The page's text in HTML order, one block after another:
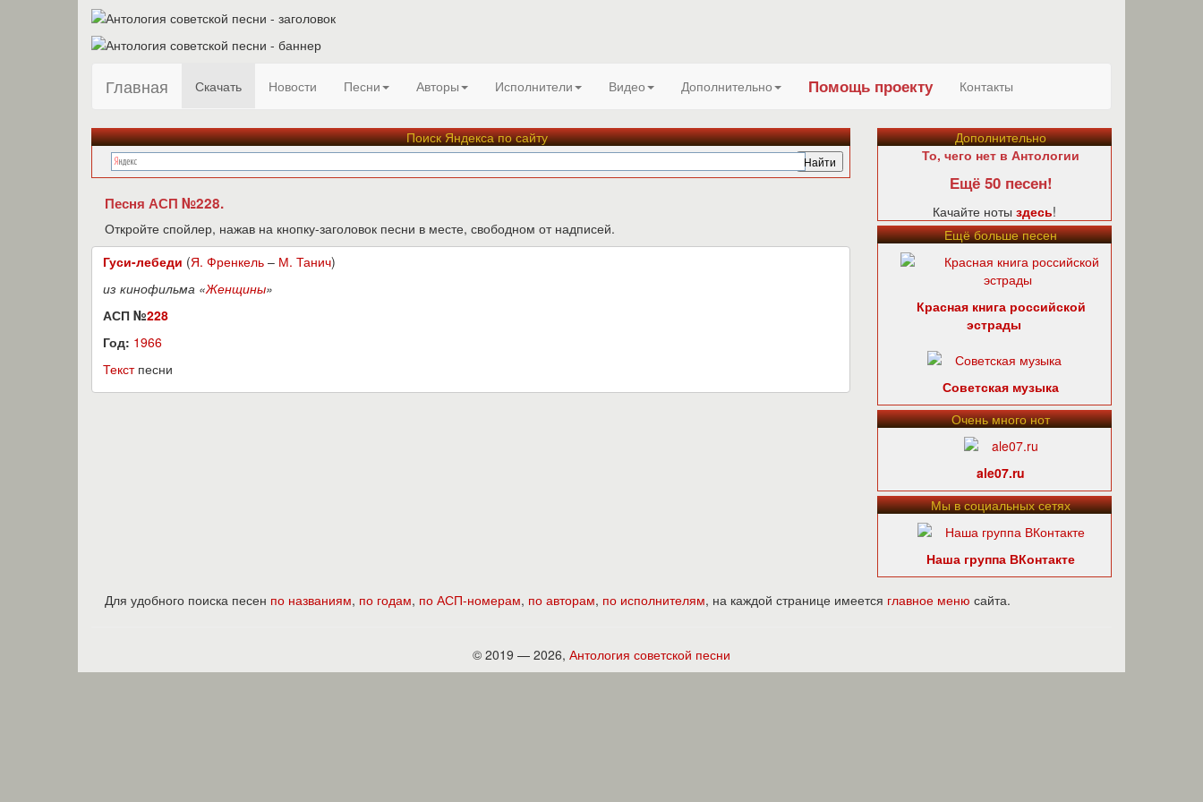
Главная Скачать Новости Песни Авторы Исполнители Видео Дополнительно Помощь проекту Контакты
Поиск Яндекса по сайту
Песня АСП №228.
Откройте спойлер, нажав на кнопку-заголовок песни в месте, свободном от надписей.
Гуси-лебеди (Я. Френкель – М. Танич)
из кинофильма «Женщины»
АСП №228
Год: 1966
Текстпесни
Дополнительно
То, чего нет в Антологии
Ещё 50 песен!
Качайте ноты здесь!
Ещё больше песен
Красная книга российской
эстрады
Советская музыка
Очень много нот
ale07.ru
Мы в социальных сетях
Наша группа ВКонтакте
Для удобного поиска песен по названиям, по годам, по АСП-номерам, по авторам, по исполнителям, на каждой странице имеется главное меню сайта.
© 2019 — 2026, Антология советской песни